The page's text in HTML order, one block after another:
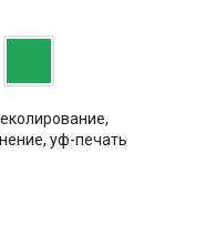
уф-печать